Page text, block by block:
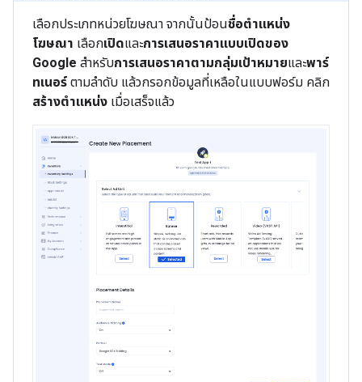
เลือกประเภทหน่วยโฆษณา จากนั้นป้อนชื่อตําแหน่ง
โฆษณา เลือกเปิดและการเสนอราคาแบบเปิดของ
Google สําหรับการเสนอราคาตามกลุ่มเป้าหมายและพาร์
ทเนอร์ ตามลําดับ แล้วกรอกข้อมูลที่เหลือในแบบฟอร์ม คลิก
สร้างตําแหน่ง เมื่อเสร็จแล้ว